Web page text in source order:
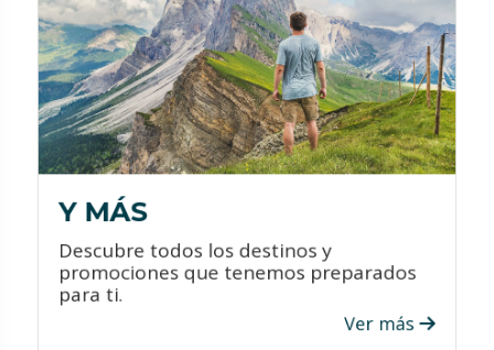
Y MÁS
Descubre todos los destinos y
promociones que tenemos preparados
para ti.
Ver más
Le ofrecemos los mejores hoteles al
mejor precio para que su estadía sea
única.
Aprovecha las increíbles ofertas y
promociones que le ofrecemos
durante todo el año.
Contamos con personal altamente
capacitado para brindarle el mejor
servicio y ayudarle a elegir el viaje a su